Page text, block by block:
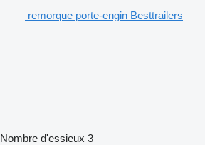
remorque porte-engin Besttrailers
Nombre d'essieux 3